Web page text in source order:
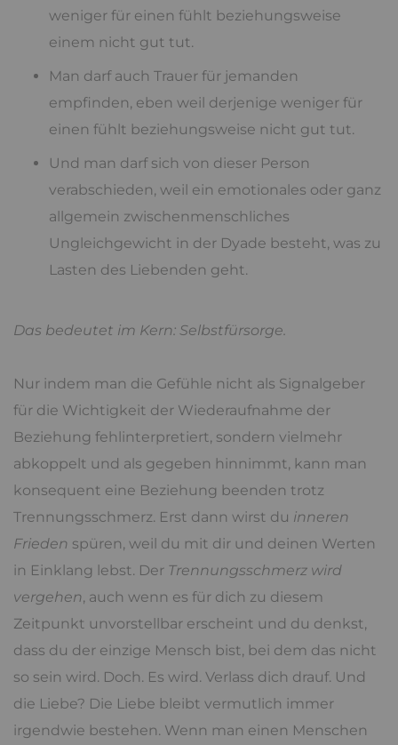
weniger für einen fühlt beziehungsweise
einem nicht gut tut.
Man darf auch Trauer für jemanden
empfinden, eben weil derjenige weniger für
einen fühlt beziehungsweise nicht gut tut.
Und man darf sich von dieser Person
verabschieden, weil ein emotionales oder ganz
allgemein zwischenmenschliches
Ungleichgewicht in der Dyade besteht, was zu
Lasten des Liebenden geht.
Das bedeutet im Kern: Selbstfürsorge.
Nur indem man die Gefühle nicht als Signalgeber
für die Wichtigkeit der Wiederaufnahme der
Beziehung fehlinterpretiert, sondern vielmehr
abkoppelt und als gegeben hinnimmt, kann man
konsequent eine Beziehung beenden trotz
Trennungsschmerz. Erst dann wirst du inneren
Frieden spüren, weil du mit dir und deinen Werten
in Einklang lebst. Der Trennungsschmerz wird
vergehen, auch wenn es für dich zu diesem
Zeitpunkt unvorstellbar erscheint und du denkst,
dass du der einzige Mensch bist, bei dem das nicht
so sein wird. Doch. Es wird. Verlass dich drauf. Und
die Liebe? Die Liebe bleibt vermutlich immer
irgendwie bestehen. Wenn man einen Menschen